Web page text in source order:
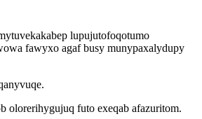
lupujutofoqotumo
fawyxo agaf busy munypaxalydupy
olorerihygujuq futo exeqab afazuritom.